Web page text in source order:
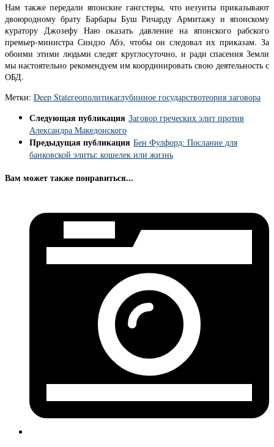
Нам также передали японские гангстеры, что иезуиты приказывают
двоюродному брату Барбары Буш Ричарду Армитажу и японскому
куратору Джозефу Наю оказать давление на японского рабского
премьер-министра Синдзо Абэ, чтобы он следовал их приказам. За
обоими этими людьми следят круглосуточно, и ради спасения Земли
мы настоятельно рекомендуем им координировать свою деятельность с
ОБД.
Метки: Deep Stateгеополитикаглубинное государствотеория заговора
Следующая публикация Заговор греческих элит против
Александра Македонского
Предыдущая публикация Бен Фулфорд: Послание для
банковской элиты: кошелек или жизнь
Вам может также понравиться...